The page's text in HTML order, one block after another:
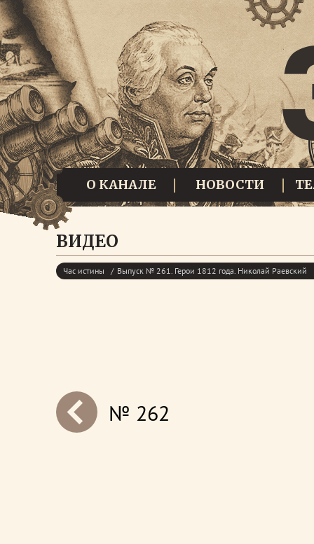
О КАНАЛЕ НОВОСТИ
ВИДЕО
Час истины Выпуск № 261. Герои 1812 года. Николай Раевский
next№ 262